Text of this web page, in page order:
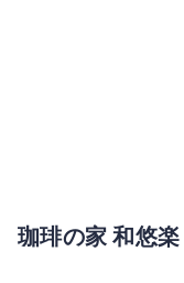
珈琲の家 和悠楽